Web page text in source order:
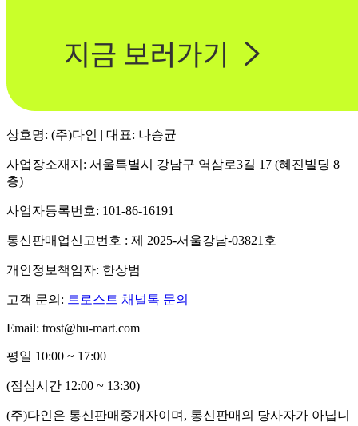
상호명: (주)다인 | 대표: 나승균
사업장소재지: 서울특별시 강남구 역삼로3길 17 (혜진빌딩 8
층)
사업자등록번호: 101-86-16191
통신판매업신고번호 : 제 2025-서울강남-03821호
개인정보책임자: 한상범
고객 문의: 트로스트 채널톡 문의
Email: trost@hu-mart.com
평일 10:00 ~ 17:00
(점심시간 12:00 ~ 13:30)
(주)다인은 통신판매중개자이며, 통신판매의 당사자가 아닙니